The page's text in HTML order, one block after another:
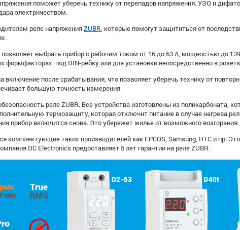
поможет уберечь технику от перепадов напряжения. УЗО и
электричеством.
реле напряженияZUBR, которые помогут защититься от
выбрать прибор с рабочим током от 16 до 63 А, мощностью до
формфакторах: под DIN-рейку или для установки непосредственно в
после срабатывания, что позволяет уберечь технику от
большую точность измерения.
реле ZUBR. Все устройства изготовлены из поликарбоната,
термозащиту, которая отключит питание в случае нагрева
прибор включится снова. Это убережет жилье от возможного возгорания.
комплектующие таких производителей как EPCOS, Samsung, HTC и пр.
DC Electronics предоставляет 5 лет гарантии на реле ZUBR.